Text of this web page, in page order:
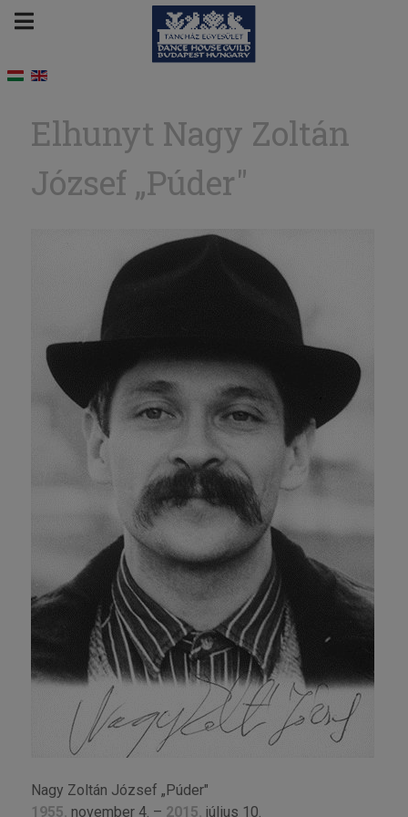
Elhunyt Nagy Zoltán
József „Púder"
Nagy Zoltán József „Púder"
1955. november 4. – 2015. július 10.